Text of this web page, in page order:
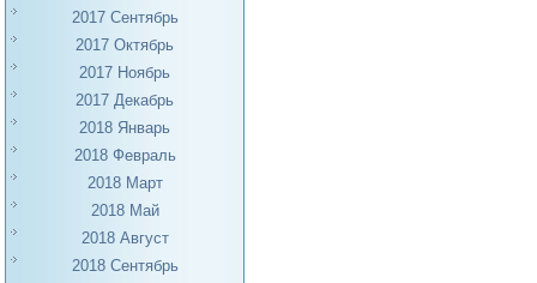
2017 Сентябрь
2017 Октябрь
2017 Ноябрь
2017 Декабрь
2018 Январь
2018 Февраль
2018 Март
2018 Май
2018 Август
2018 Сентябрь